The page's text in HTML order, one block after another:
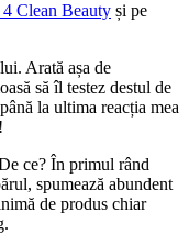
Clean Beauty și pe
Arată așa de
să îl testez destul de
la ultima reacția mea
ce? În primul rând
spumează abundent
de produs chiar